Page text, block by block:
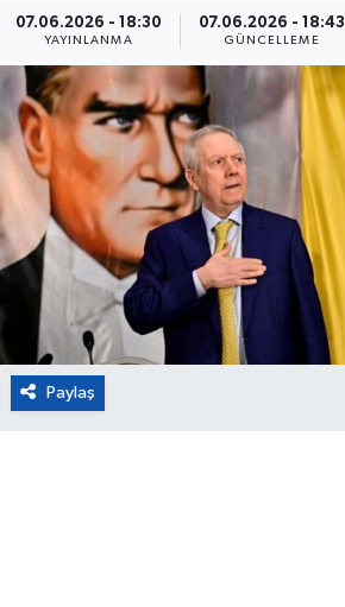
07.06.2026 - 18:30
YAYINLANMA
07.06.2026 - 18:43
GÜNCELLEME
Paylaş
Eğitim
Sağlık
Magazin
Turizm
Çevre
Kültür ve Sanat